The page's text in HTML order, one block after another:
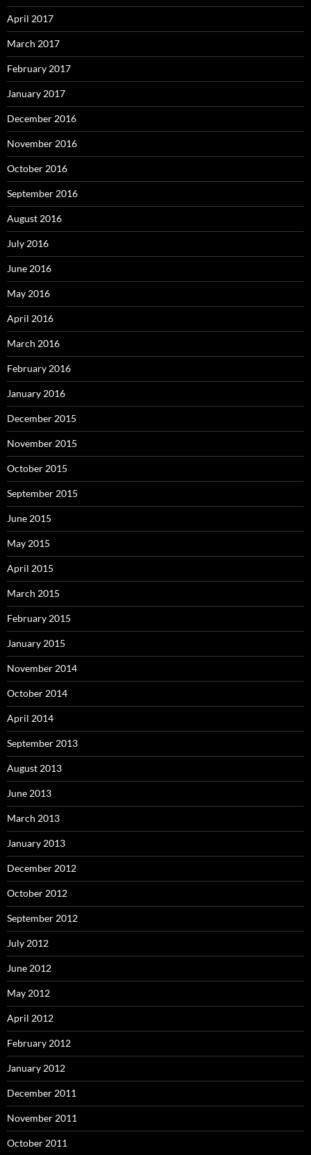
April 2017
March 2017
February 2017
January 2017
December 2016
November 2016
October 2016
September 2016
August 2016
July 2016
June 2016
May 2016
April 2016
March 2016
February 2016
January 2016
December 2015
November 2015
October 2015
September 2015
June 2015
May 2015
April 2015
March 2015
February 2015
January 2015
November 2014
October 2014
April 2014
September 2013
August 2013
June 2013
March 2013
January 2013
December 2012
October 2012
September 2012
July 2012
June 2012
May 2012
April 2012
February 2012
January 2012
December 2011
November 2011
October 2011